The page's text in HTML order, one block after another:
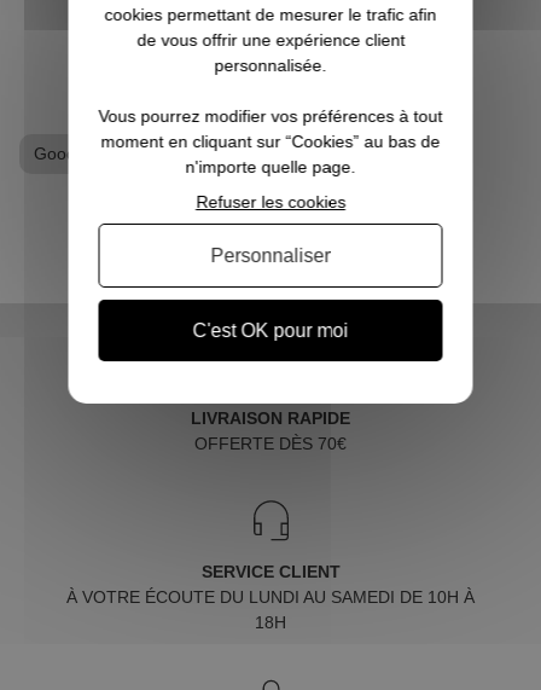
Goodies Stranger Things Tapis geek
LIVRAISON RAPIDE
OFFERTE DÈS 70€
SERVICE CLIENT
À VOTRE ÉCOUTE DU LUNDI AU SAMEDI DE 10H À
18H
cookies permettant de mesurer le trafic afin
de vous offrir une expérience client
personnalisée.
Vous pourrez modifier vos préférences à tout
moment en cliquant sur “Cookies” au bas de
n'importe quelle page.
C'est OK pour moi
Refuser les cookies
Personnaliser